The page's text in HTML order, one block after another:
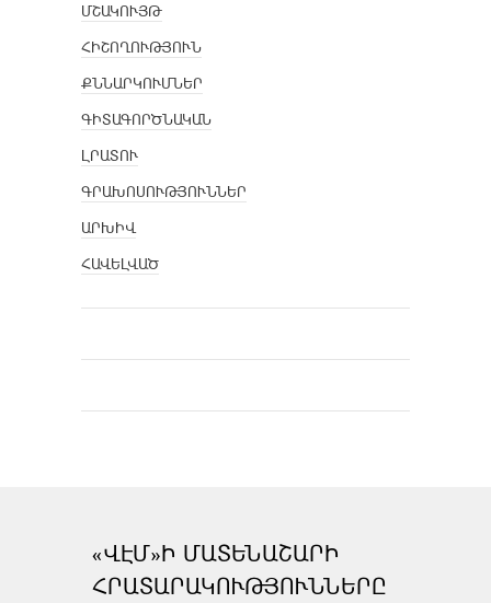
ՄՇԱԿՈՒՅԹ
ՀԻՇՈՂՈՒԹՅՈՒՆ
ՔՆՆԱՐԿՈՒՄՆԵՐ
ԳԻՏԱԳՈՐԾՆԱԿԱՆ
ԼՐԱՏՈՒ
ԳՐԱԽՈՍՈՒԹՅՈՒՆՆԵՐ
ԱՐԽԻՎ
ՀԱՎԵԼՎԱԾ
«ՎԷՄ»Ի ՄԱՏԵՆԱՇԱՐԻ
ՀՐԱՏԱՐԱԿՈՒԹՅՈՒՆՆԵՐԸ